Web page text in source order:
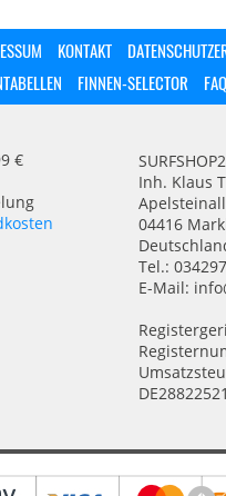
KONTAKT
FINNEN-SELECTOR FAQ
€
Inh. Klaus
04416
Tel.:
E-Mail: